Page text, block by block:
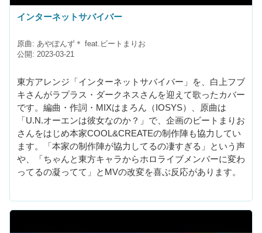
インターネットサバイバー
原曲: あやぽんず＊ feat.ビートまりお
公開: 2023-03-21
東方アレンジ「インターネットサバイバー」を、白上フブ
キさんがラプラス・ダークネスさんを迎えて歌ったカバー
です。編曲・作詞・MIXはまろん（IOSYS）、原曲は
「U.N.オーエンは彼女なのか？」で、企画のビートまりお
さんをはじめ本家COOL&CREATEの制作陣も協力してい
ます。「本家の制作陣が協力してるの凄すぎる」という声
や、「ちゃんと東方キャラからホロライブメンバーに変わ
ってるの凝ってて」とMVの改変を喜ぶ反応があります。